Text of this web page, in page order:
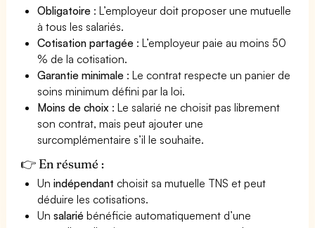
Obligatoire : L’employeur doit proposer une mutuelle
à tous les salariés.
Cotisation partagée : L’employeur paie au moins 50
% de la cotisation.
Garantie minimale : Le contrat respecte un panier de
soins minimum défini par la loi.
Moins de choix : Le salarié ne choisit pas librement
son contrat, mais peut ajouter une
surcomplémentaire s’il le souhaite.
👉 En résumé :
Unindépendant choisit sa mutuelle TNS et peut
déduire les cotisations.
Unsalarié bénéficie automatiquement d’une